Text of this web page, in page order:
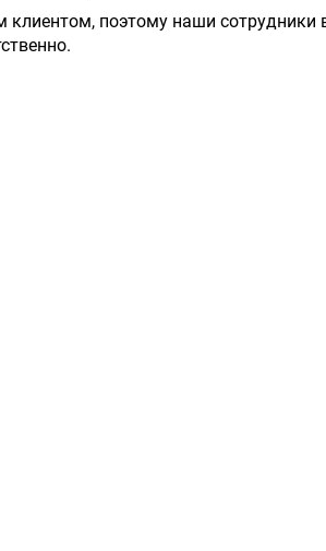
поэтому наши сотрудники